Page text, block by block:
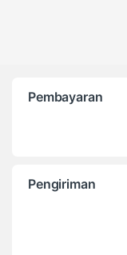
Pembayaran
Pengiriman